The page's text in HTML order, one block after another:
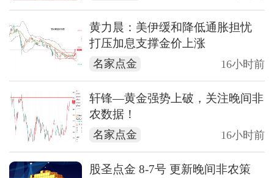
黄力晨：美伊缓和降低通胀担忧
打压加息支撑金价上涨
名家点金 16小时前
轩锋—黄金强势上破，关注晚间非
农数据！
名家点金 16小时前
股圣点金 8-7号 更新晚间非农策